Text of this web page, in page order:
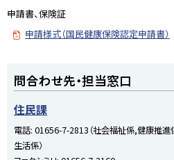
戻
る
申請書、保険証
申請様式（国民健康保険認定申請書）
に
戻
る
問合わせ先・担当窓口
住民課
電話: 01656-7-2813（社会福祉係,健康推進
生活係）